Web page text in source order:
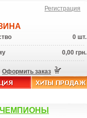
Регистрация
0 шт.
0,00 грн.
Оформить заказ